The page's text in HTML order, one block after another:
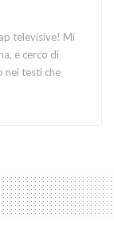
televisive! Mi
e cerco di
nei testi che